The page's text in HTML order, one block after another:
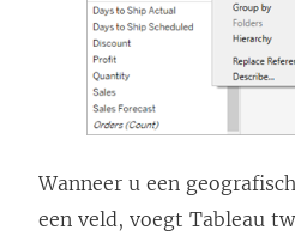
Wanneer u een
een veld, voegt Tableau